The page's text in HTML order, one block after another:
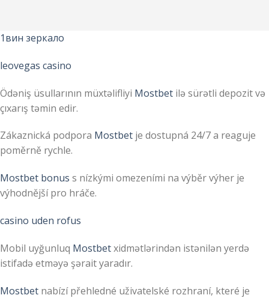
1вин зеркало
leovegas casino
Ödəniş üsullarının müxtəlifliyi Mostbet ilə sürətli depozit və
çıxarış təmin edir.
Zákaznická podpora Mostbet je dostupná 24/7 a reaguje
poměrně rychle.
Mostbet bonus s nízkými omezeními na výběr výher je
výhodnější pro hráče.
casino uden rofus
Mobil uyğunluq Mostbetxidmətlərindən istənilən yerdə
istifadə etməyə şərait yaradır.
Mostbet nabízí přehledné uživatelské rozhraní, které je